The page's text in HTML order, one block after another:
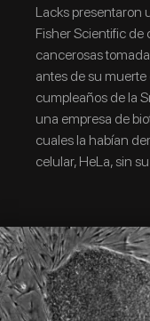
Lacks presentaron
Fisher Scientific
cancerosas
antes de su muerte
cumpleaños de la
una empresa de
cuales la habían
celular, HeLa, sin